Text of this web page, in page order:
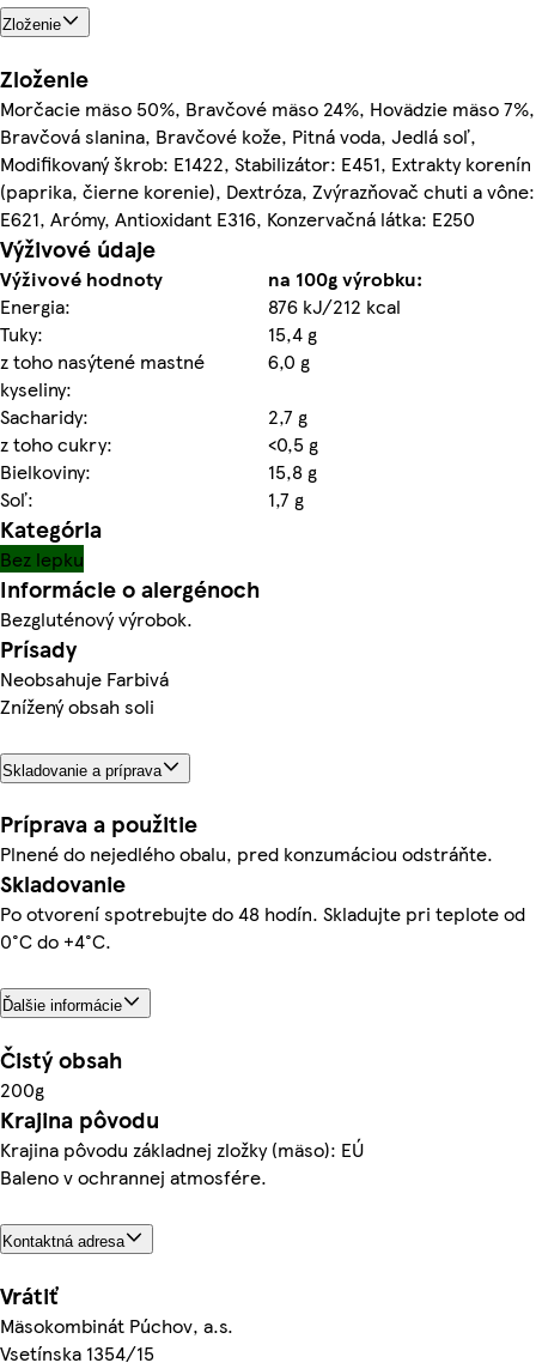
Zloženie
Zloženie
Morčacie mäso 50%, Bravčové mäso 24%, Hovädzie mäso 7%,
Bravčová slanina, Bravčové kože, Pitná voda, Jedlá soľ,
Modifikovaný škrob: E1422, Stabilizátor: E451, Extrakty korenín
(paprika, čierne korenie), Dextróza, Zvýrazňovač chuti a vône:
E621, Arómy, Antioxidant E316, Konzervačná látka: E250
Výživové údaje
Výživové hodnoty
na 100g výrobku:
Energia:
876 kJ/212 kcal
Tuky:
15,4 g
z toho nasýtené mastné
kyseliny:
6,0 g
Sacharidy:
2,7 g
z toho cukry:
<0,5 g
Bielkoviny:
15,8 g
Soľ:
1,7 g
Kategória
Bez lepku
Informácie o alergénoch
Bezgluténový výrobok.
Prísady
Neobsahuje Farbivá
Znížený obsah soli
Skladovanie a príprava
Príprava a použitie
Plnené do nejedlého obalu, pred konzumáciou odstráňte.
Skladovanie
Po otvorení spotrebujte do 48 hodín. Skladujte pri teplote od
0°C do +4°C.
Ďalšie informácie
Čistý obsah
200g
Krajina pôvodu
Krajina pôvodu základnej zložky (mäso): EÚ
Baleno v ochrannej atmosfére.
Kontaktná adresa
Vrátiť
Mäsokombinát Púchov, a.s.
Vsetínska 1354/15